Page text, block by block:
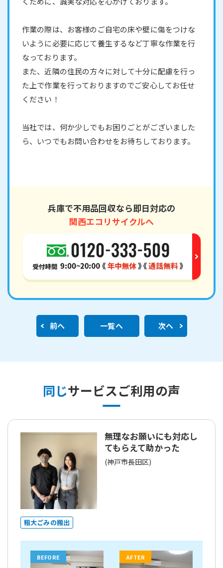
作業の際は、お客様のご自宅の床や壁に傷をつけな
いように必要に応じて養生するなど丁寧な作業を行
なっております。
また、近隣の住民の方々に対して十分に配慮を行っ
た上で作業を行っておりますのでご安心してお任せ
ください！
当社では、何か少しでもお困りごとがございました
ら、いつでもお問い合わせをお待ちしております。
兵庫で不用品回収なら即日対応の
関西エコリサイクルへ
前へ 一覧へ 次へ
同じサービスご利用の声
無理なお願いにも対応し
てもらえて助かった
(神戸市長田区)
粗大ごみの搬出
BEFORE AFTER